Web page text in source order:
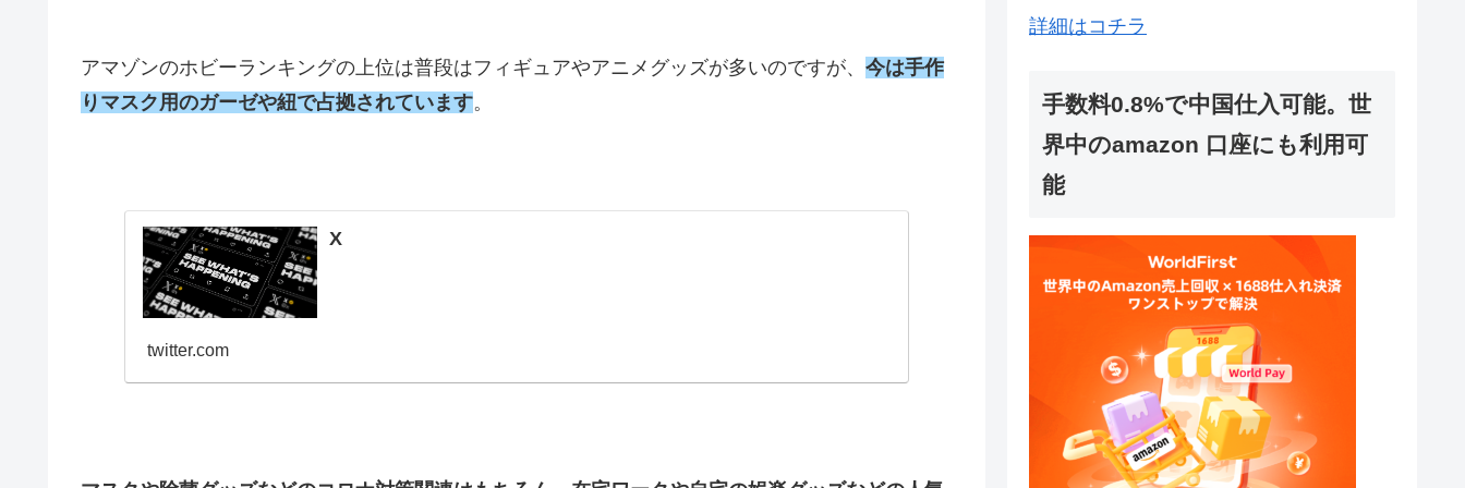
アマゾンのホビーランキングの上位は普段はフィギュアやアニメグッズが多いのですが、 今は手作
りマスク用のガーゼや紐で占拠されています。
X
twitter.com
詳細はコチラ
手数料0.8%で中国仕入可能。世
界中のamazon 口座にも利用可
能